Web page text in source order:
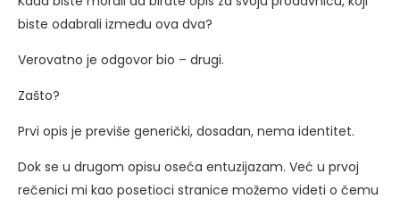
biste odabrali između ova dva?
Verovatno je odgovor bio – drugi.
Zašto?
Prvi opis je previše generički, dosadan, nema identitet.
Dok se u drugom opisu oseća entuzijazam. Već u prvoj
rečenici mi kao posetioci stranice možemo videti o čemu